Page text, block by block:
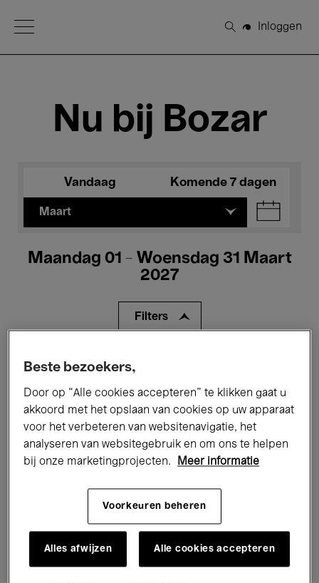
Open Menu
Zoeken
Inloggen
Nu bij Bozar
Vandaag Komende 7 dagen
Maart
Maandag 01 - Woensdag 31 Maart
2027
Filters
Alle evenementen
Tentoonstellingen Films
Performances Lezingen & Debatten
Jazz Klassieke Muziek Global Music
Voor iedereen Kids’ Palace
Beste bezoekers,
Door op “Alle cookies accepteren” te klikken gaat u
akkoord met het opslaan van cookies op uw apparaat
voor het verbeteren van websitenavigatie, het
analyseren van websitegebruik en om ons te helpen
bij onze marketingprojecten.
Meer informatie
Voorkeuren beheren
Alles afwijzen Alle cookies accepteren